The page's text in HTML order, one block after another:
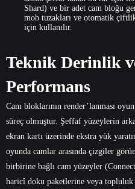
Shard) ve bir adet cam bloğu
mob tuzakları ve otomatik
için kullanılır.
Teknik Derinlik
Performans
Cam bloklarının render’lanması
süreç olmuştur. Şeffaf yüzeylerin
ekran kartı üzerinde ekstra yük
oyunda camlar arasında çizgiler
birbirine bağlı cam yüzeyler
haricî doku paketlerine veya